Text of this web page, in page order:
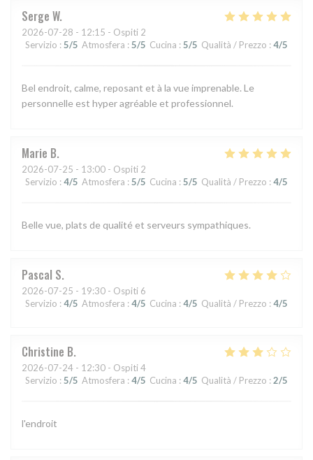
Serge W
2026-07-28 - 12:15 - Ospiti 2
Servizio : 5/5 Atmosfera : 5/5 Cucina : 5/5 Qualità / Prezzo : 4/5
Bel endroit, calme, reposant et à la vue imprenable. Le
personnelle est hyper agréable et professionnel.
Marie B
2026-07-25 - 13:00 - Ospiti 2
Servizio : 4/5 Atmosfera : 5/5 Cucina : 5/5 Qualità / Prezzo : 4/5
Belle vue, plats de qualité et serveurs sympathiques.
Pascal S
2026-07-25 - 19:30 - Ospiti 6
Servizio : 4/5 Atmosfera : 4/5 Cucina : 4/5 Qualità / Prezzo : 4/5
Christine B
2026-07-24 - 12:30 - Ospiti 4
Servizio : 5/5 Atmosfera : 4/5 Cucina : 4/5 Qualità / Prezzo : 2/5
l'endroit